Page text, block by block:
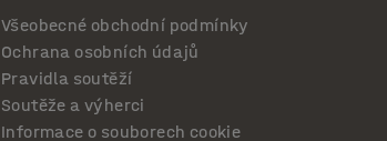
Všeobecné obchodní podmínky
Ochrana osobních údajů
Pravidla soutěží
Soutěže a výherci
Informace o souborech cookie